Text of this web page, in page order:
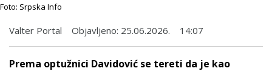
Foto: Srpska Info
Valter Portal Objavljeno: 25.06.2026. 14:07
Prema optužnici Davidović se tereti da je kao